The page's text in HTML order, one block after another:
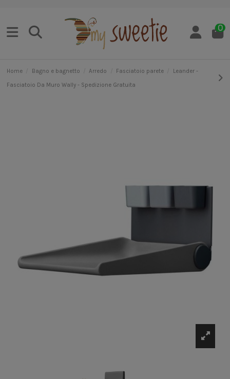
0
Home Bagno e bagnetto Arredo Fasciatoio parete Leander -
Fasciatoio Da Muro Wally - Spedizione Gratuita